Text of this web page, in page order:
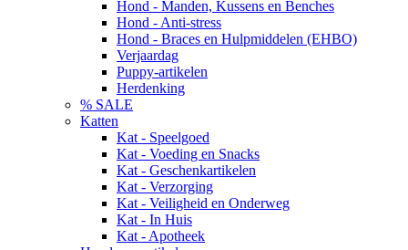
Hond - Manden, Kussens en Benches
Hond - Anti-stress
Hond - Braces en Hulpmiddelen (EHBO)
Verjaardag
Puppy-artikelen
Herdenking
% SALE
Katten
Kat - Speelgoed
Kat - Voeding en Snacks
Kat - Geschenkartikelen
Kat - Verzorging
Kat - Veiligheid en Onderweg
Kat - In Huis
Kat - Apotheek